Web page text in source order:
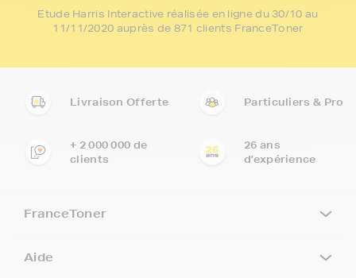
Etude Harris Interactive réalisée en ligne du 30/10 au
11/11/2020 auprès de 871 clients FranceToner
Livraison Offerte Particuliers & Pro
+ 2 000 000 de
clients
26 ans
d'expérience
FranceToner
Aide